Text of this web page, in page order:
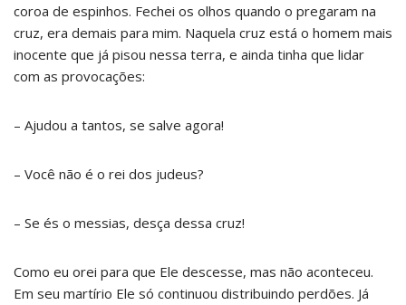
coroa de espinhos. Fechei os olhos quando o pregaram na
cruz, era demais para mim. Naquela cruz está o homem mais
inocente que já pisou nessa terra, e ainda tinha que lidar
com as provocações:
– Ajudou a tantos, se salve agora!
– Você não é o rei dos judeus?
– Se és o messias, desça dessa cruz!
Como eu orei para que Ele descesse, mas não aconteceu.
Em seu martírio Ele só continuou distribuindo perdões. Já